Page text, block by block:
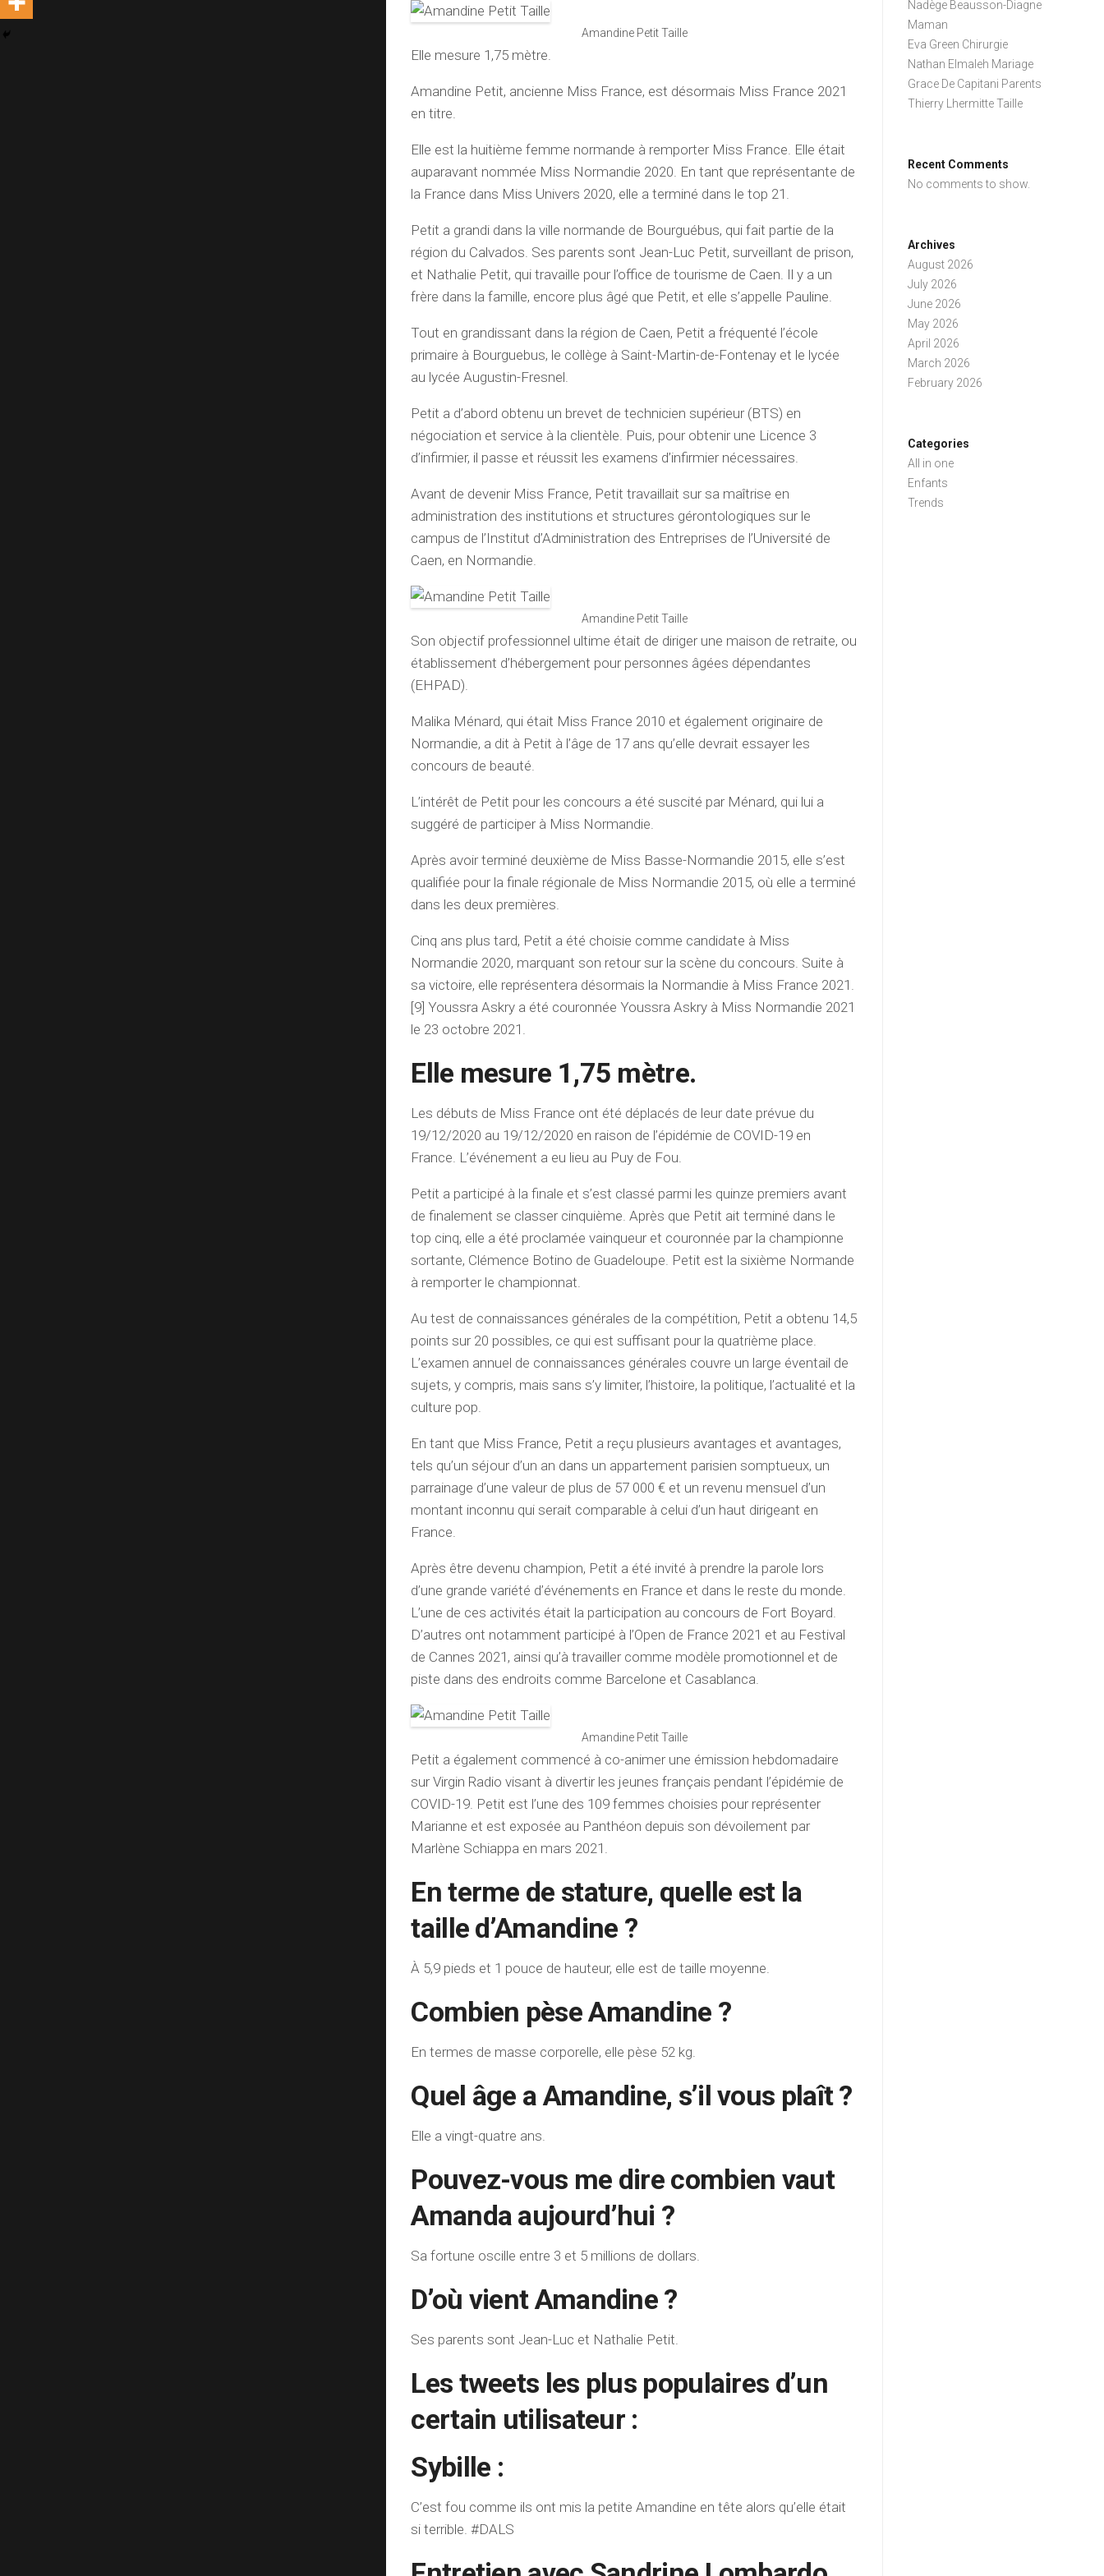
Amandine Petit Taille
Elle mesure 1,75 mètre.
Amandine Petit, ancienne Miss France, est désormais Miss France 2021
en titre.
Elle est la huitième femme normande à remporter Miss France. Elle était
auparavant nommée Miss Normandie 2020. En tant que représentante de
la France dans Miss Univers 2020, elle a terminé dans le top 21.
Petit a grandi dans la ville normande de Bourguébus, qui fait partie de la
région du Calvados. Ses parents sont Jean-Luc Petit, surveillant de prison,
et Nathalie Petit, qui travaille pour l’office de tourisme de Caen. Il y a un
frère dans la famille, encore plus âgé que Petit, et elle s’appelle Pauline.
Tout en grandissant dans la région de Caen, Petit a fréquenté l’école
primaire à Bourguebus, le collège à Saint-Martin-de-Fontenay et le lycée
au lycée Augustin-Fresnel.
Petit a d’abord obtenu un brevet de technicien supérieur (BTS) en
négociation et service à la clientèle. Puis, pour obtenir une Licence 3
d’infirmier, il passe et réussit les examens d’infirmier nécessaires.
Avant de devenir Miss France, Petit travaillait sur sa maîtrise en
administration des institutions et structures gérontologiques sur le
campus de l’Institut d’Administration des Entreprises de l’Université de
Caen, en Normandie.
Amandine Petit Taille
Son objectif professionnel ultime était de diriger une maison de retraite, ou
établissement d’hébergement pour personnes âgées dépendantes
(EHPAD).
Malika Ménard, qui était Miss France 2010 et également originaire de
Normandie, a dit à Petit à l’âge de 17 ans qu’elle devrait essayer les
concours de beauté.
L’intérêt de Petit pour les concours a été suscité par Ménard, qui lui a
suggéré de participer à Miss Normandie.
Après avoir terminé deuxième de Miss Basse-Normandie 2015, elle s’est
qualifiée pour la finale régionale de Miss Normandie 2015, où elle a terminé
dans les deux premières.
Cinq ans plus tard, Petit a été choisie comme candidate à Miss
Normandie 2020, marquant son retour sur la scène du concours. Suite à
sa victoire, elle représentera désormais la Normandie à Miss France 2021.
[9] Youssra Askry a été couronnée Youssra Askry à Miss Normandie 2021
le 23 octobre 2021.
Elle mesure 1,75 mètre.
Les débuts de Miss France ont été déplacés de leur date prévue du
19/12/2020 au 19/12/2020 en raison de l’épidémie de COVID-19 en
France. L’événement a eu lieu au Puy de Fou.
Petit a participé à la finale et s’est classé parmi les quinze premiers avant
de finalement se classer cinquième. Après que Petit ait terminé dans le
top cinq, elle a été proclamée vainqueur et couronnée par la championne
sortante, Clémence Botino de Guadeloupe. Petit est la sixième Normande
à remporter le championnat.
Au test de connaissances générales de la compétition, Petit a obtenu 14,5
points sur 20 possibles, ce qui est suffisant pour la quatrième place.
L’examen annuel de connaissances générales couvre un large éventail de
sujets, y compris, mais sans s’y limiter, l’histoire, la politique, l’actualité et la
culture pop.
En tant que Miss France, Petit a reçu plusieurs avantages et avantages,
tels qu’un séjour d’un an dans un appartement parisien somptueux, un
parrainage d’une valeur de plus de 57 000 € et un revenu mensuel d’un
montant inconnu qui serait comparable à celui d’un haut dirigeant en
France.
Après être devenu champion, Petit a été invité à prendre la parole lors
d’une grande variété d’événements en France et dans le reste du monde.
L’une de ces activités était la participation au concours de Fort Boyard.
D’autres ont notamment participé à l’Open de France 2021 et au Festival
de Cannes 2021, ainsi qu’à travailler comme modèle promotionnel et de
piste dans des endroits comme Barcelone et Casablanca.
Amandine Petit Taille
Petit a également commencé à co-animer une émission hebdomadaire
sur Virgin Radio visant à divertir les jeunes français pendant l’épidémie de
COVID-19. Petit est l’une des 109 femmes choisies pour représenter
Marianne et est exposée au Panthéon depuis son dévoilement par
Marlène Schiappa en mars 2021.
En terme de stature, quelle est la
taille d’Amandine ?
À 5,9 pieds et 1 pouce de hauteur, elle est de taille moyenne.
Combien pèse Amandine ?
En termes de masse corporelle, elle pèse 52 kg.
Quel âge a Amandine, s’il vous plaît ?
Elle a vingt-quatre ans.
Pouvez-vous me dire combien vaut
Amanda aujourd’hui ?
Sa fortune oscille entre 3 et 5 millions de dollars.
D’où vient Amandine ?
Ses parents sont Jean-Luc et Nathalie Petit.
Les tweets les plus populaires d’un
certain utilisateur :
Sybille :
C’est fou comme ils ont mis la petite Amandine en tête alors qu’elle était
si terrible. #DALS
Nadège Beausson-Diagne
Maman
Eva Green Chirurgie
Nathan Elmaleh Mariage
Grace De Capitani Parents
Thierry Lhermitte Taille
Recent Comments
No comments to show.
Archives
August 2026
July 2026
June 2026
May 2026
April 2026
March 2026
February 2026
Categories
All in one
Enfants
Trends